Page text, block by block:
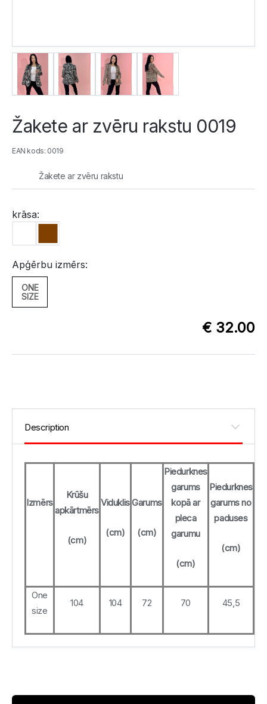
Žakete ar zvēru rakstu 0019
EAN kods: 0019
Žakete ar zvēru rakstu
krāsa:
Apģērbu izmērs:
ONE
SIZE
€ 32.00
Izmērs
Krūšu
apkārtmērs
(cm)
Viduklis
(cm)
Garums
(cm)
Piedurknes
garums
kopā ar
pleca
garumu
(cm)
Piedurknes
garums no
paduses
(cm)
One
size
104 104 72 70 45,5